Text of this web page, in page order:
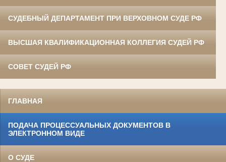
СУДЕБНЫЙ ДЕПАРТАМЕНТ ПРИ ВЕРХОВНОМ СУДЕ РФ
ВЫСШАЯ КВАЛИФИКАЦИОННАЯ КОЛЛЕГИЯ СУДЕЙ РФ
СОВЕТ СУДЕЙ РФ
ГЛАВНАЯ
ПОДАЧА ПРОЦЕССУАЛЬНЫХ ДОКУМЕНТОВ В
ЭЛЕКТРОННОМ ВИДЕ
О СУДЕ